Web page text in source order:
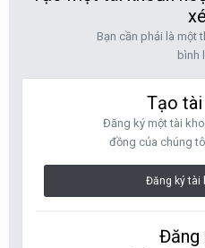
Bạn cần phải là một
bình
Tạo
Đăng ký một tài
đồng của chúng
Đăng ký tài
Đăng